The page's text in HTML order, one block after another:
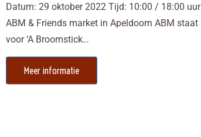
Datum: 29 oktober 2022 Tijd: 10:00 / 18:00 uur
ABM & Friends market in Apeldoorn ABM staat
voor ‘A Broomstick…
Meer informatie